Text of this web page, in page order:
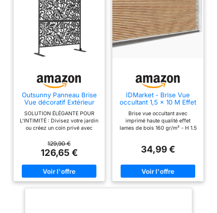
Outsunny Panneau Brise
Vue décoratif Extérieur
122 x 45 x 198 cm Noir
SOLUTION ÉLÉGANTE POUR
L'INTIMITÉ : Divisez votre jardin
ou créez un coin privé avec
structurant élégamment votre
espace extérieur et sublimant
instantanément votre paysage !
EXCELLENT COMME TREILLIS :
Ce paravent extérieur offre des
espaces pour plantes
129,90 €
126,65 €
IDMarket - Brise Vue
occultant 1,5 x 10 M Effet
GR/m²
Brise vue occultant avec
imprimé haute qualité effet
lames de bois 160 gr/m² - H 1.5
une touche déco originale grâce
facilement sur une clôture ou un
balcon grâce à ses œillets tous
les mètres Fort pouvoir
34,99 €